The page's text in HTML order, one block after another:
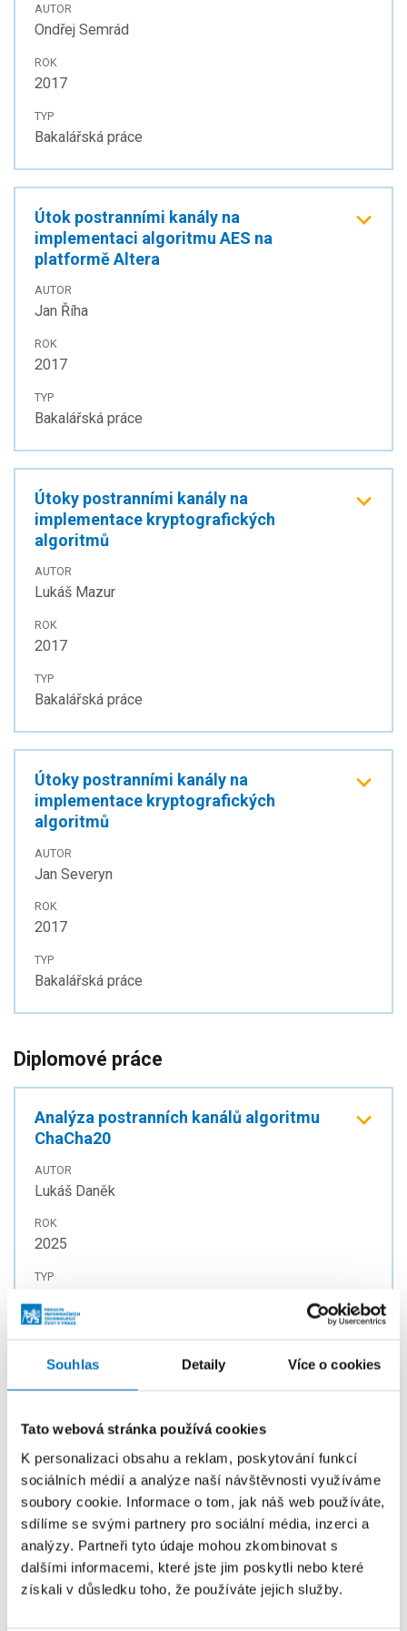
Souhlas Detaily Více o cookies
Tato webová stránka používá cookies
K personalizaci obsahu a reklam, poskytování funkcí
sociálních médií a analýze naší návštěvnosti využíváme
soubory cookie. Informace o tom, jak náš web používáte,
sdílíme se svými partnery pro sociální média, inzerci a
analýzy. Partneři tyto údaje mohou zkombinovat s
dalšími informacemi, které jste jim poskytli nebo které
získali v důsledku toho, že používáte jejich služby.
AUTOR
Ondřej Semrád
ROK
2017
TYP
Bakalářská práce
Útok postranními kanály na
implementaci algoritmu AES na
platformě Altera
AUTOR
Jan Říha
ROK
2017
TYP
Bakalářská práce
Útoky postranními kanály na
implementace kryptografických
algoritmů
AUTOR
Lukáš Mazur
ROK
2017
TYP
Bakalářská práce
Útoky postranními kanály na
implementace kryptografických
algoritmů
AUTOR
Jan Severyn
ROK
2017
TYP
Bakalářská práce
Diplomové práce
Analýza postranních kanálů algoritmu
ChaCha20
AUTOR
Lukáš Daněk
ROK
2025
TYP
Předzpracování průběhů spotřeby pro
s nestabilními hodinami
Tereza Horníčková
ROK
2025
TYP
Diplomová práce